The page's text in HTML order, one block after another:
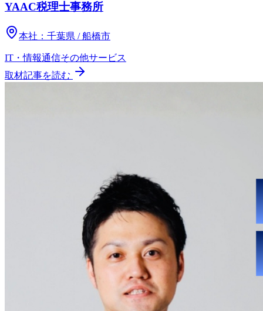
YAAC税理士事務所
本社： 千葉県 / 船橋市
IT・情報通信その他サービス
取材記事を読む